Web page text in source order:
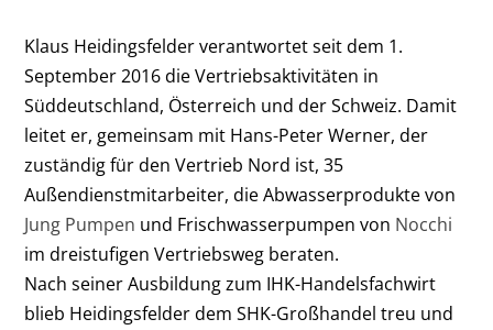
Klaus Heidingsfelder verantwortet seit dem 1.
September 2016 die Vertriebsaktivitäten in
Süddeutschland, Österreich und der Schweiz. Damit
leitet er, gemeinsam mit Hans-Peter Werner, der
zuständig für den Vertrieb Nord ist, 35
Außendienstmitarbeiter, die Abwasserprodukte von
Jung Pumpen und Frischwasserpumpen von Nocchi
im dreistufigen Vertriebsweg beraten.
Nach seiner Ausbildung zum IHK-Handelsfachwirt
blieb Heidingsfelder dem SHK-Großhandel treu und